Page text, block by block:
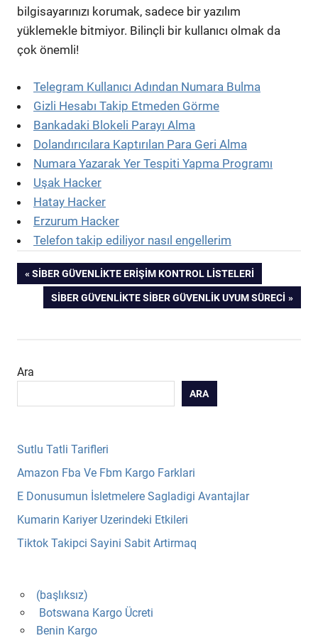
bilgisayarınızı korumak, sadece bir yazılım
yüklemekle bitmiyor. Bilinçli bir kullanıcı olmak da
çok önemli!
Telegram Kullanıcı Adından Numara Bulma
Gizli Hesabı Takip Etmeden Görme
Bankadaki Blokeli Parayı Alma
Dolandırıcılara Kaptırılan Para Geri Alma
Numara Yazarak Yer Tespiti Yapma Programı
Uşak Hacker
Hatay Hacker
Erzurum Hacker
Telefon takip ediliyor nasıl engellerim
Yazı
gezinmesi
PREVIOUS
POST:
SIBER GÜVENLIKTE ERIŞIM KONTROL LISTELERI
NEXT
POST:
SIBER GÜVENLIKTE SIBER GÜVENLIK UYUM SÜRECI
Ara
ARA
Sutlu Tatli Tarifleri
Amazon Fba Ve Fbm Kargo Farklari
E Donusumun İsletmelere Sagladigi Avantajlar
Kumarin Kariyer Uzerindeki Etkileri
Tiktok Takipci Sayini Sabit Artirmaq
(başlıksız)
Botswana Kargo Ücreti
Benin Kargo